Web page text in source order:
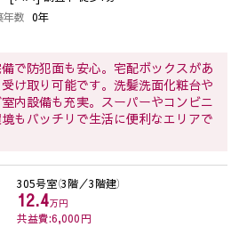
年数 0年
で防犯面も安心。宅配ボックスがあ
け取り可能です。洗髪洗面化粧台や
内設備も充実。スーパーやコンビニ
もバッチリで生活に便利なエリアで
305号室（3階／3階建）
12.4万円
共益費:6,000円